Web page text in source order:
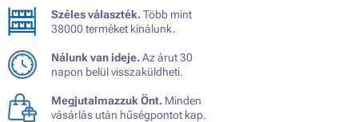
Széles választék.Több mint
38000 terméket kínálunk.
Nálunk van ideje.Az árut 30
napon belül visszaküldheti.
Megjutalmazzuk Önt. Minden
vásárlás után hűségpontot kap.